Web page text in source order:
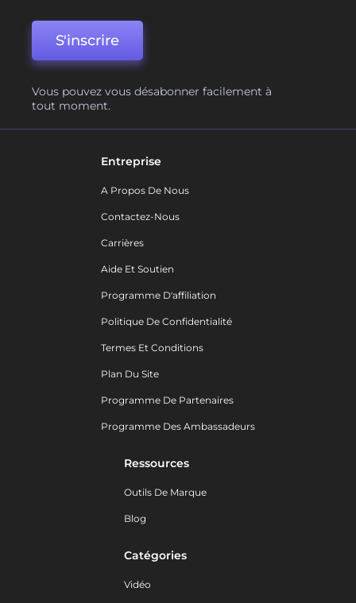
S'inscrire
Vous pouvez vous désabonner facilement à
tout moment.
Entreprise
A Propos De Nous
Contactez-Nous
Carrières
Aide Et Soutien
Programme D'affiliation
Politique De Confidentialité
Termes Et Conditions
Plan Du Site
Programme De Partenaires
Programme Des Ambassadeurs
Ressources
Outils De Marque
Blog
Catégories
Vidéo